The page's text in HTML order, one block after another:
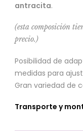
antracita.
(esta composición
precio.)
Posibilidad de
medidas para
Gran variedad de
Transporte y